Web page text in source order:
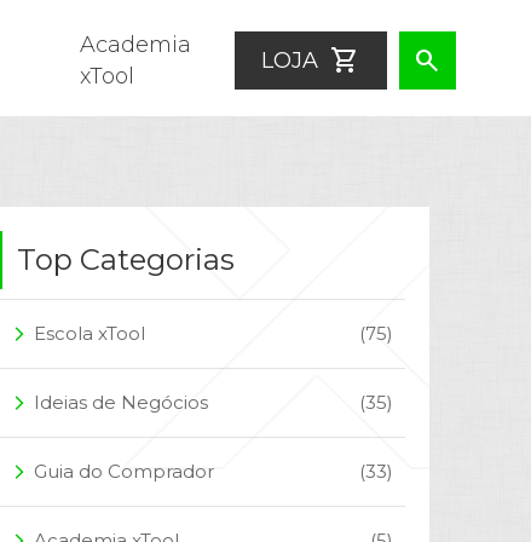
Academia
xTool
LOJA shopping_cart search
Top Categorias
arrow_forward_ios Escola xTool (75)
arrow_forward_ios Ideias de Negócios (35)
arrow_forward_ios Guia do Comprador (33)